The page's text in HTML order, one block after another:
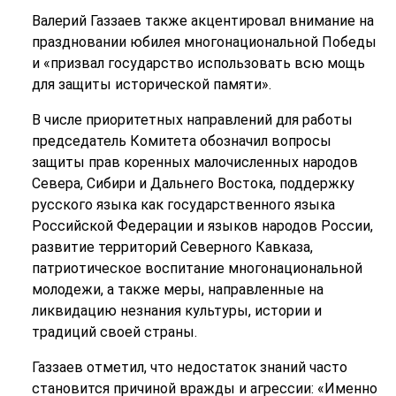
Валерий Газзаев также акцентировал внимание на
праздновании юбилея многонациональной Победы
и «призвал государство использовать всю мощь
для защиты исторической памяти».
В числе приоритетных направлений для работы
председатель Комитета обозначил вопросы
защиты прав коренных малочисленных народов
Севера, Сибири и Дальнего Востока, поддержку
русского языка как государственного языка
Российской Федерации и языков народов России,
развитие территорий Северного Кавказа,
патриотическое воспитание многонациональной
молодежи, а также меры, направленные на
ликвидацию незнания культуры, истории и
традиций своей страны.
Газзаев отметил, что недостаток знаний часто
становится причиной вражды и агрессии: «Именно